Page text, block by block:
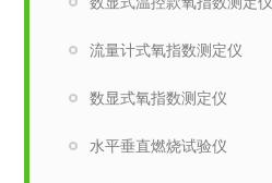
流量计式氧指数测定仪
数显式氧指数测定仪
水平垂直燃烧试验仪